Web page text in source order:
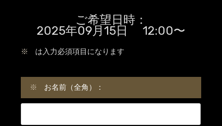
ご希望日時：
2025年09月15日 12:00〜
※ は入力必須項目になります
※ お名前（全角）：